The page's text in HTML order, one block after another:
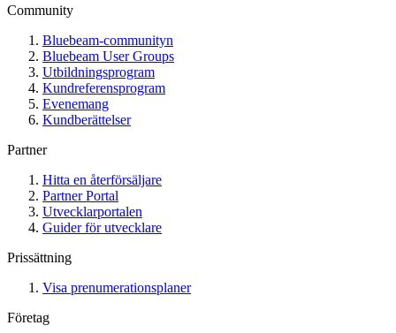
Community
Bluebeam-communityn
Bluebeam User Groups
Utbildningsprogram
Kundreferensprogram
Evenemang
Kundberättelser
Partner
Hitta en återförsäljare
Partner Portal
Utvecklarportalen
Guider för utvecklare
Prissättning
Visa prenumerationsplaner
Företag